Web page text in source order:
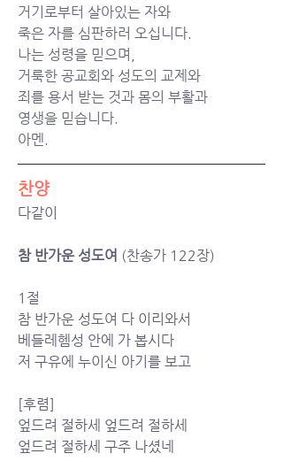
거기로부터 살아있는 자와
죽은 자를 심판하러 오십니다.
나는 성령을 믿으며,
거룩한 공교회와 성도의 교제와
죄를 용서 받는 것과 몸의 부활과
영생을 믿습니다.
아멘.
찬양
다같이
참 반가운 성도여 (찬송가 122장)
1절
참 반가운 성도여 다 이리와서
베들레헴성 안에 가 봅시다
저 구유에 누이신 아기를 보고
[후렴]
엎드려 절하세 엎드려 절하세
엎드려 절하세 구주 나셨네